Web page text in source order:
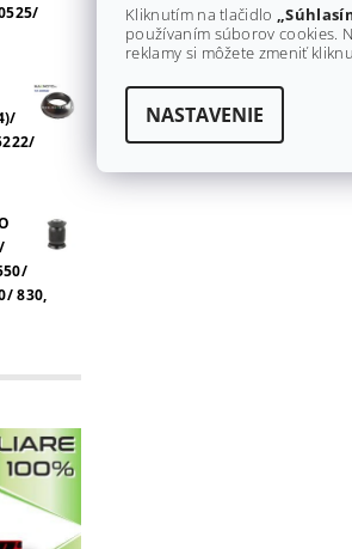
830,
Kliknutím na tlačidlo
používaním súborov cookies.
reklamy si môžete zmeniť
NASTAVENIE